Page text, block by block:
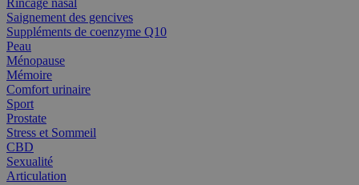
Rincage nasal
Saignement des gencives
Suppléments de coenzyme Q10
Peau
Ménopause
Mémoire
Comfort urinaire
Sport
Prostate
Stress et Sommeil
CBD
Sexualité
Articulation